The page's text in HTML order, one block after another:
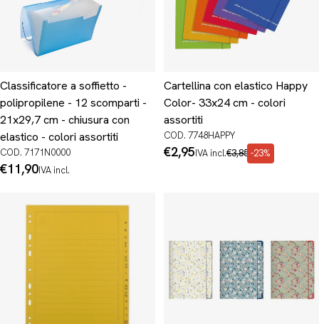
Classificatore a soffietto -
polipropilene - 12 scomparti -
21x29,7 cm - chiusura con
elastico - colori assortiti
COD. 7171N0000
Prezzo
€11,90IVA incl.
Cartellina con elastico Happy
Color- 33x24 cm - colori
assortiti
COD. 7748HAPPY
Prezzo
€2,95IVA incl.
Prezzo
€3,85 -23%